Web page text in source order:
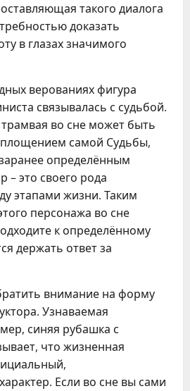
такого диалога
доказать
в глазах значимого
верованиях фигура
связывалась с судьбой.
во сне может быть
самой Судьбы,
определённым
– это своего рода
этапами жизни. Таким
персонажа во сне
к определённому
держать ответ за
внимание на форму
Узнаваемая
синяя рубашка с
что жизненная
Если во сне вы сами